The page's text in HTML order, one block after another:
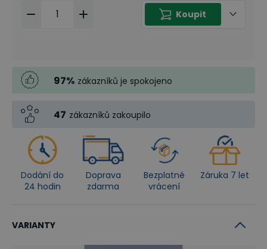
Koupit
97% zákazníků je spokojeno
47 zákazníků zakoupilo
Dodání do
24 hodin
Doprava
zdarma
Bezplatné
vrácení
Záruka 7 let
VARIANTY